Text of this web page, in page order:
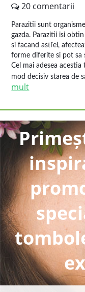
20 comentarii
Parazitii sunt
gazda. Parazitii isi
si facand astfel,
forme diferite si pot sa
Cel mai adesea
mod decisiv starea de
mult